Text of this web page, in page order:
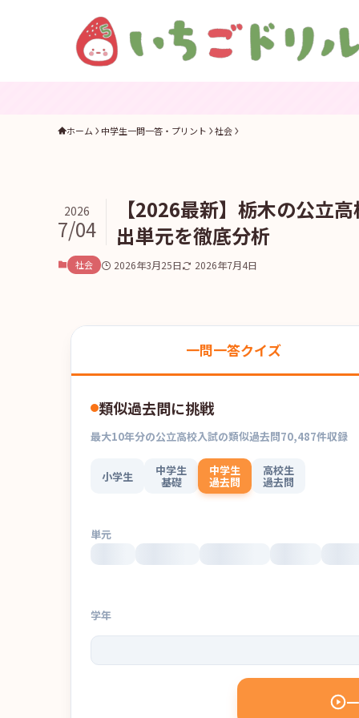
ホーム 中学生一問一答・プリント 社会
【2026最新】栃木の公立
出単元を徹底分析
2026
7/04
社会 2026年3月25日 2026年7月4日
一問一答クイズ
類似過去問に挑戦
最大10年分の公立高校入試の類似過去問70,487件収録
小学生 中学生
基礎
中学生
過去問
高校生
過去問
単元
学年